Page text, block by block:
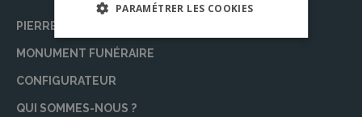
PIERRE TOMBALE
MONUMENT FUNÉRAIRE
CONFIGURATEUR
QUI SOMMES-NOUS ?
PARAMÉTRER LES COOKIES